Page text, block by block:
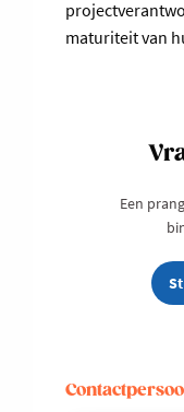
maturiteit van
Een